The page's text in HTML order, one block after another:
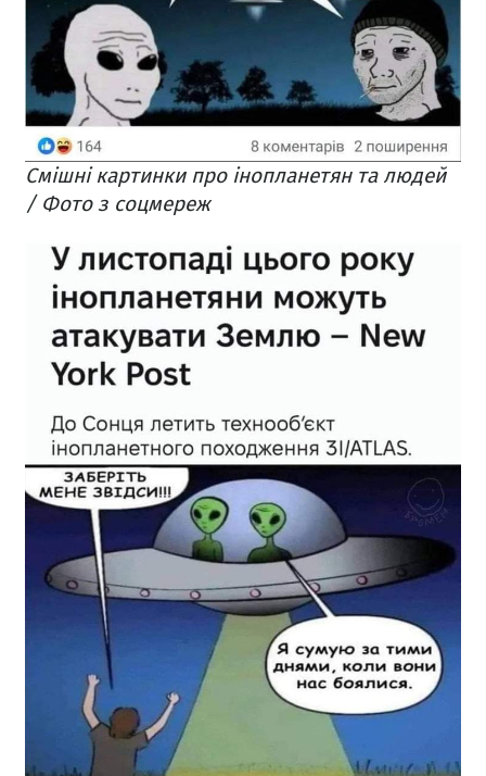
Смішні картинки про інопланетян та людей
/ Фото з соцмереж